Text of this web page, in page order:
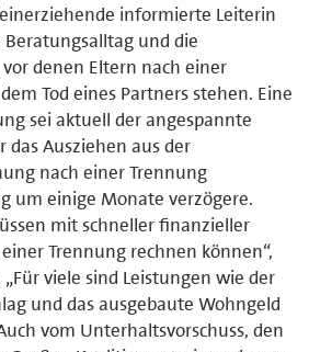
informierte Leiterin
und die
denen Eltern nach einer
Tod eines Partners stehen. Eine
sei aktuell der angespannte
Ausziehen aus der
nach einer Trennung
um einige Monate verzögere.
mit schneller finanzieller
Trennung rechnen können“,
viele sind Leistungen wie der
und das ausgebaute Wohngeld
vom Unterhaltsvorschuss, den